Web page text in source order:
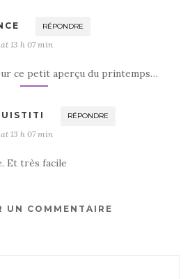
RÉPONDRE
13 h 07 min
ce petit aperçu du printemps…
RÉPONDRE
13 h 07 min
Et très facile
UN COMMENTAIRE